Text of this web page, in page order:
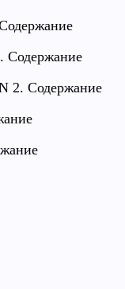
Содержание
2. Содержание